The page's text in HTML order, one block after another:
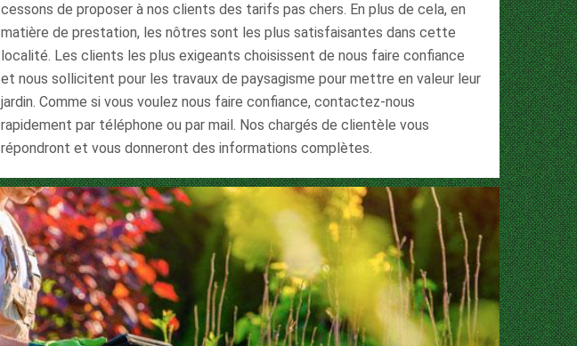
cessons de proposer à nos clients des tarifs pas chers. En plus de cela, en
matière de prestation, les nôtres sont les plus satisfaisantes dans cette
localité. Les clients les plus exigeants choisissent de nous faire confiance
et nous sollicitent pour les travaux de paysagisme pour mettre en valeur leur
jardin. Comme si vous voulez nous faire confiance, contactez-nous
rapidement par téléphone ou par mail. Nos chargés de clientèle vous
répondront et vous donneront des informations complètes.